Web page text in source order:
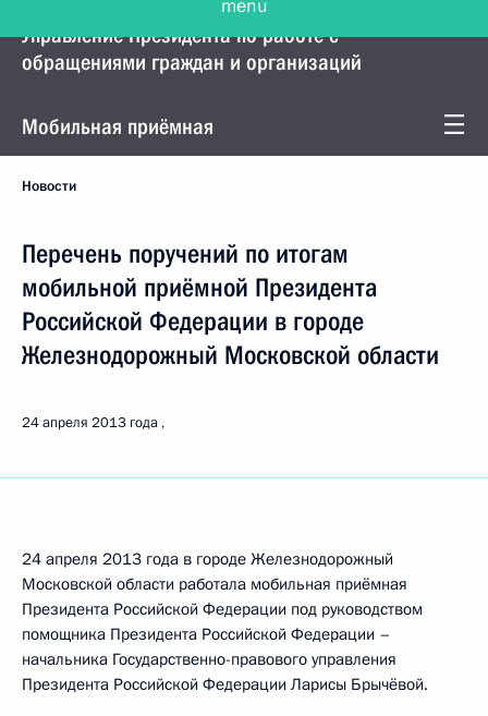
Управление Президента по работе с
обращениями граждан и организаций
Мобильная приёмная
Новости
Перечень поручений по итогам
мобильной приёмной Президента
Российской Федерации в городе
Железнодорожный Московской области
24 апреля 2013 года
24 апреля 2013 года в городе Железнодорожный
Московской области работала мобильная приёмная
Президента Российской Федерации под руководством
помощника Президента Российской Федерации –
начальника Государственно-правового управления
Президента Российской Федерации Ларисы Брычёвой.